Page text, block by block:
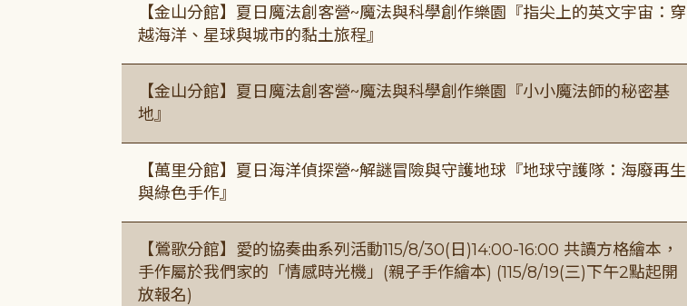
【金山分館】夏日魔法創客營~魔法與科學創作樂園『指尖上的英文宇宙：穿
越海洋、星球與城市的黏土旅程』
【金山分館】夏日魔法創客營~魔法與科學創作樂園『小小魔法師的秘密基
地』
【萬里分館】夏日海洋偵探營~解謎冒險與守護地球『地球守護隊：海廢再生
與綠色手作』
【鶯歌分館】愛的協奏曲系列活動115/8/30(日)14:00-16:00 共讀方格繪本，
手作屬於我們家的「情感時光機」(親子手作繪本) (115/8/19(三)下午2點起開
放報名)